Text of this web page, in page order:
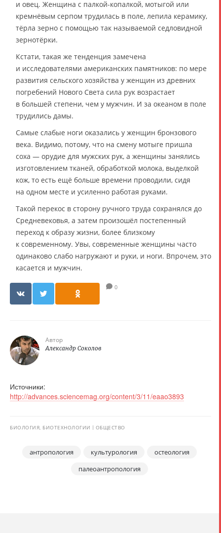
и овец. Женщина с палкой-копалкой, мотыгой или
кремнёвым серпом трудилась в поле, лепила керамику,
тёрла зерно с помощью так называемой седловидной
зернотёрки.
Кстати, такая же тенденция замечена
и исследователями американских памятников: по мере
развития сельского хозяйства у женщин из древних
погребений Нового Света сила рук возрастает
в большей степени, чем у мужчин. И за океаном в поле
трудились дамы.
Самые слабые ноги оказались у женщин бронзового
века. Видимо, потому, что на смену мотыге пришла
соха — орудие для мужских рук, а женщины занялись
изготовлением тканей, обработкой молока, выделкой
кож, то есть ещё больше времени проводили, сидя
на одном месте и усиленно работая руками.
Такой перекос в сторону ручного труда сохранялся до
Средневековья, а затем произошёл постепенный
переход к образу жизни, более близкому
к современному. Увы, современные женщины часто
одинаково слабо нагружают и руки, и ноги. Впрочем, это
касается и мужчин.
0
Автор
Александр Соколов
Источники:
http://advances.sciencemag.org/content/3/11/eaao3893
БИОЛОГИЯ, БИОТЕХНОЛОГИИ ОБЩЕСТВО
антропология культурология
остеология
палеоантропология